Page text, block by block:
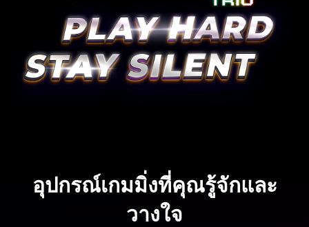
อุปกรณ์เกมมิ่งที่คุณรู้จักและ
วางใจ